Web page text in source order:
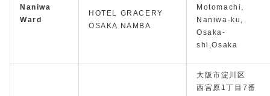
Naniwa
Ward
HOTEL GRACERY
OSAKA NAMBA
Motomachi,
Naniwa-ku,
Osaka-
shi,Osaka
大阪市淀川区
西宮原1丁目7番